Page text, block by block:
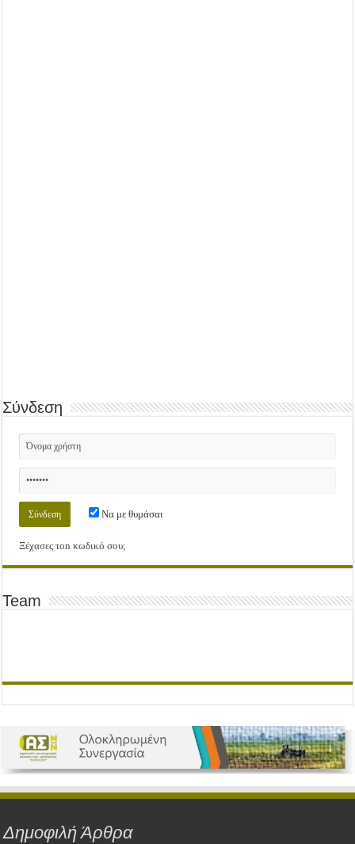
Σύνδεση
Να με θυμάσαι
Ξέχασες τοn κωδικό σου;
Team
Δημοφιλή Άρθρα